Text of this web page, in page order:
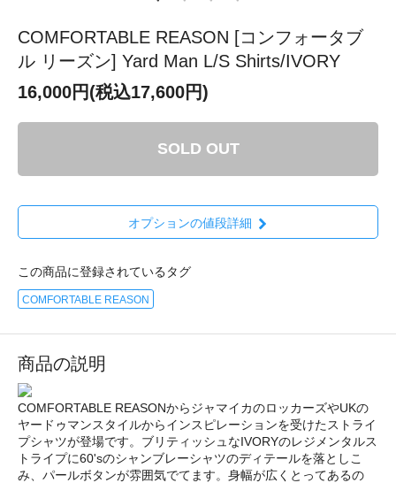
COMFORTABLE REASON [コンフォータブ
ル リーズン] Yard Man L/S Shirts/IVORY
16,000円(税込17,600円)
SOLD OUT
オプションの値段詳細
この商品に登録されているタグ
COMFORTABLE REASON
商品の説明
COMFORTABLE REASONからジャマイカのロッカーズやUKの
ヤードゥマンスタイルからインスピレーションを受けたストライ
プシャツが登場です。ブリティッシュなIVORYのレジメンタルス
トライプに60'sのシャンブレーシャツのディテールを落としこ
み、パールボタンが雰囲気でてます。身幅が広くとってあるの